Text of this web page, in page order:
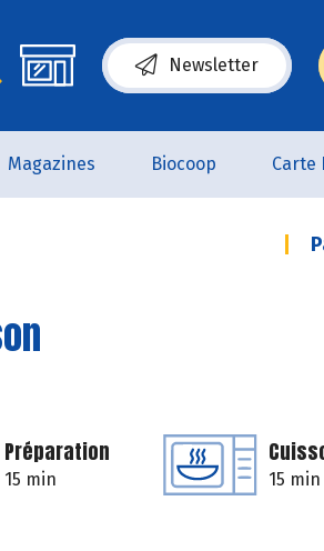
Newsletter
(s’ouvre dans une
Magazines Biocoop Carte
Préparation
15 min 15 min